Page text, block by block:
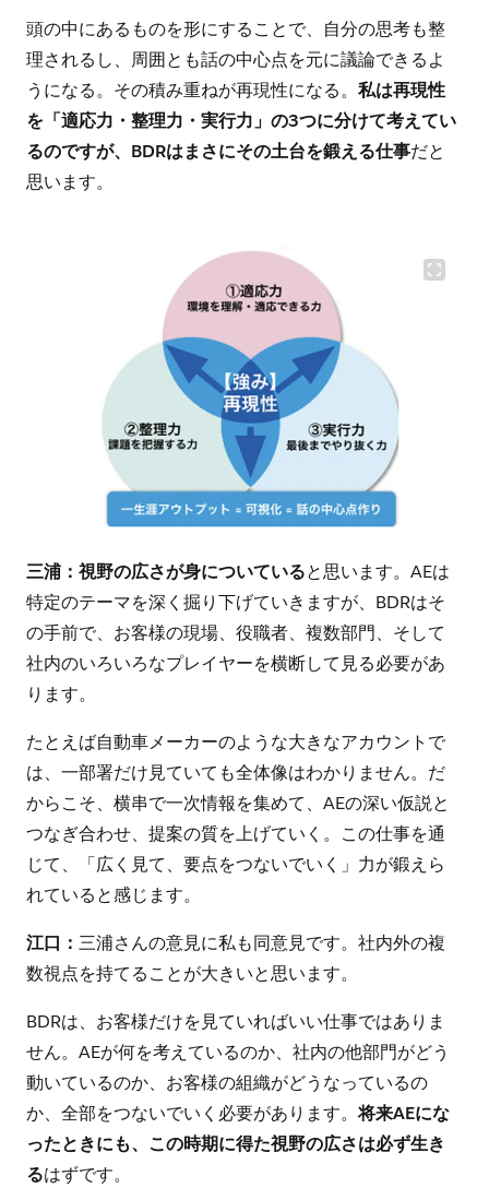
頭の中にあるものを形にすることで、自分の思考も整
理されるし、周囲とも話の中心点を元に議論できるよ
うになる。その積み重ねが再現性になる。私は再現性
を「適応力・整理力・実行力」の3つに分けて考えてい
るのですが、BDRはまさにその土台を鍛える仕事だと
思います。
三浦：視野の広さが身についていると思います。AEは
特定のテーマを深く掘り下げていきますが、BDRはそ
の手前で、お客様の現場、役職者、複数部門、そして
社内のいろいろなプレイヤーを横断して見る必要があ
ります。
たとえば自動車メーカーのような大きなアカウントで
は、一部署だけ見ていても全体像はわかりません。だ
からこそ、横串で一次情報を集めて、AEの深い仮説と
つなぎ合わせ、提案の質を上げていく。この仕事を通
じて、「広く見て、要点をつないでいく」力が鍛えら
れていると感じます。
江口：三浦さんの意見に私も同意見です。社内外の複
数視点を持てることが大きいと思います。
BDRは、お客様だけを見ていればいい仕事ではありま
せん。AEが何を考えているのか、社内の他部門がどう
動いているのか、お客様の組織がどうなっているの
か、全部をつないでいく必要があります。将来AEにな
ったときにも、この時期に得た視野の広さは必ず生き
るはずです。